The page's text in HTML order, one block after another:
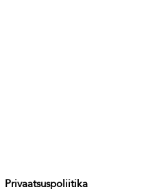
Privaatsuspoliitika